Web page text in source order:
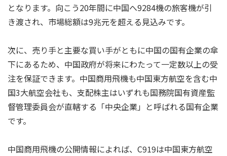
となります。向こう20年間に中国へ9284機の旅客機が引
き渡され、市場総額は9兆元を超える見込みです。
次に、売り手と主要な買い手がともに中国の国有企業の傘
下にあるため、中国政府が将来にわたって一定数以上の受
注を保証できます。中国商用飛機も中国東方航空を含む中
国3大航空会社も、支配株主はいずれも国務院国有資産監
督管理委員会が直轄する「中央企業」と呼ばれる国有企業
です。
中国商用飛機の公開情報によれば、C919は中国東方航空